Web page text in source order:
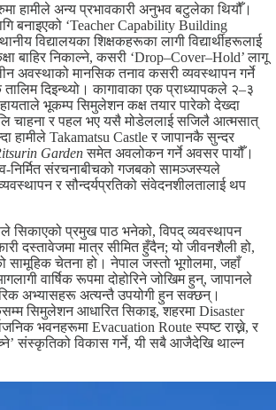
हामीले अन्य प्रभावकारी अनुभव बटुलेका थियौँ।
बनाइएको ‘Teacher Capability Building
विद्यालयका शिक्षकहरूका लागी विद्यार्थीहरूलाई
बाहिर निकाल्ने, कसरी ‘Drop–Cover–Hold’ लागू
अवस्थाको मानसिक तनाव कसरी व्यवस्थापन गर्ने
तालिम दिइन्थ्यो। कागावाका एक प्राध्यापकले २–३
भूकम्प सिमुलेशन कक्ष तयार पारेको देख्दा
चाहना र पहल भए यसै मोडेललाई सजिलै आत्मसात्
हामीले Takamatsu Castle र जापानकै सुन्दर
Gardenसमेत अवलोकन गर्ने अवसर पायौँ।
निर्मित संरचनाबीचको गजबको सामञ्जस्यले
र सौन्दर्यप्रतिको संवेदनशीलतालाई थप
सिकाएको प्रमुख पाठ भनेको, विपद् व्यवस्थापन
दस्तावेजमा मात्र सीमित हुँदैन; यो जीवनशैली हो,
सामूहिक चेतना हो। नेपाल जस्तो भूगोलमा, जहाँ
वार्षिक रूपमा दोहोरिने जोखिम हुन्, जापानले
अभ्यासहरू अत्यन्तै उपयोगी हुन सक्छन्।
सिमुलेशन आधारित सिकाइ, शहरमा Disaster
भवनहरूमा Evacuation Route स्पष्ट राख्ने, र
संस्कृतिको विकास गर्ने, यी सबै आजैदेखि थाल्न